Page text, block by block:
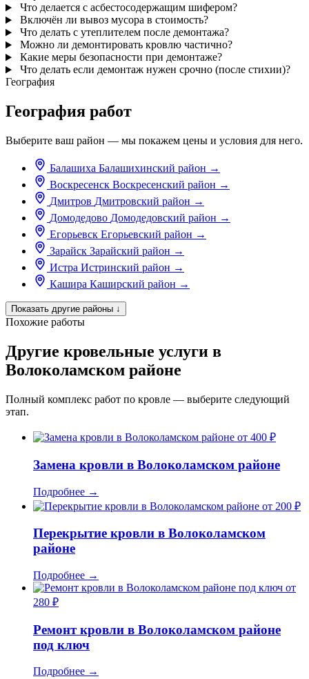
Что делается с асбестосодержащим шифером?
Включён ли вывоз мусора в стоимость?
Что делать с утеплителем после демонтажа?
Можно ли демонтировать кровлю частично?
Какие меры безопасности при демонтаже?
Что делать если демонтаж нужен срочно (после стихии)?
География
География работ
Выберите ваш район — мы покажем цены и условия для него.
Балашиха Балашихинский район →
Воскресенск Воскресенский район →
Дмитров Дмитровский район →
Домодедово Домодедовский район →
Егорьевск Егорьевский район →
Зарайск Зарайский район →
Истра Истринский район →
Кашира Каширский район →
Показать другие районы ↓
Похожие работы
Другие кровельные услуги в
Волоколамском районе
Полный комплекс работ по кровле — выберите следующий
этап.
от 400 ₽
Замена кровли в Волоколамском районе
Подробнее →
от 200 ₽
Перекрытие кровли в Волоколамском
районе
Подробнее →
от
280 ₽
Ремонт кровли в Волоколамском районе
под ключ
Подробнее →